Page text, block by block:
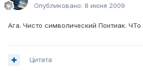
Опубликовано: 8 июня 2009
Ага. Чисто символический Понтиак.
Цитата